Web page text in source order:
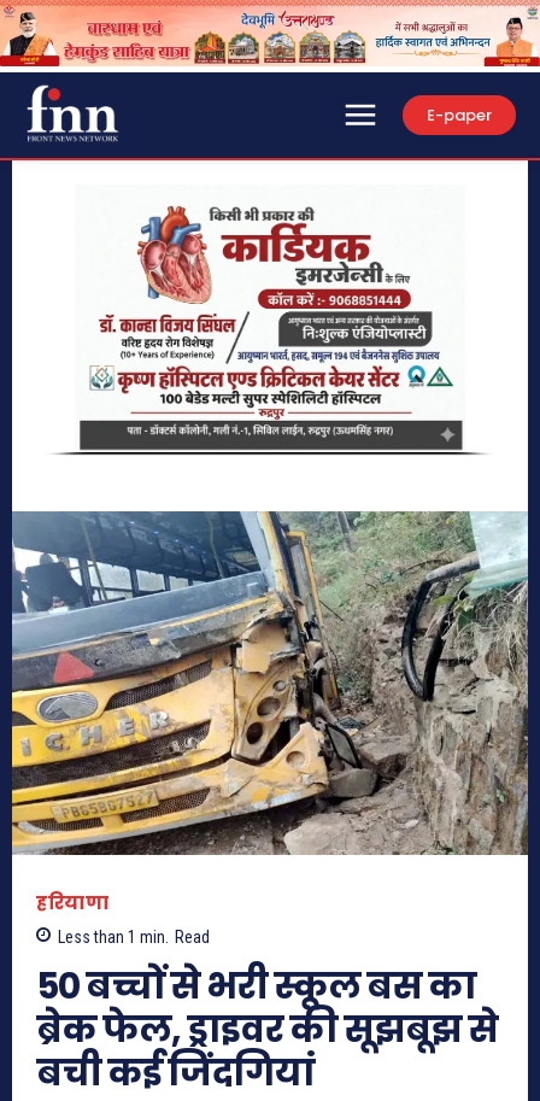
E-paper
हरियाणा
Less than 1 min. Read
50 बच्चों से भरी स्कूल बस का
ब्रेक फेल, ड्राइवर की सूझबूझ से
बची कई जिंदगियां